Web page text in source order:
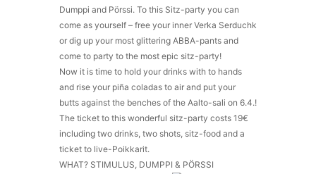
Dumppi and Pörssi. To this Sitz-party you can
come as yourself – free your inner Verka Serduchk
or dig up your most glittering ABBA-pants and
come to party to the most epic sitz-party!
Now it is time to hold your drinks with to hands
and rise your piña coladas to air and put your
butts against the benches of the Aalto-sali on 6.4.!
The ticket to this wonderful sitz-party costs 19€
including two drinks, two shots, sitz-food and a
ticket to live-Poikkarit.
WHAT? STIMULUS, DUMPPI & PÖRSSI